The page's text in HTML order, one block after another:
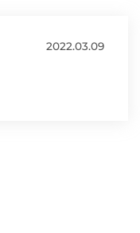
2022.03.09